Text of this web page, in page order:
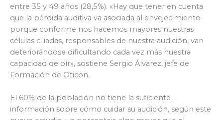
entre 35 y 49 años (28,5%). «Hay que tener en cuenta
que la pérdida auditiva va asociada al envejecimiento
porque conforme nos hacemos mayores nuestras
células ciliadas, responsables de nuestra audición, van
deteriorándose dificultando cada vez más nuestra
capacidad de oír», sostiene Sergio Álvarez, jefe de
Formación de Oticon.
El 60% de la población no tiene la suficiente
información sobre cómo cuidar su audición, según este